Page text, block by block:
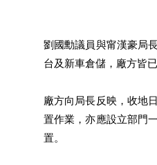
劉國勳議員與甯漢豪局
台及新車倉儲，廠方皆
廠方向局長反映，收地
置作業，亦應設立部門
置。